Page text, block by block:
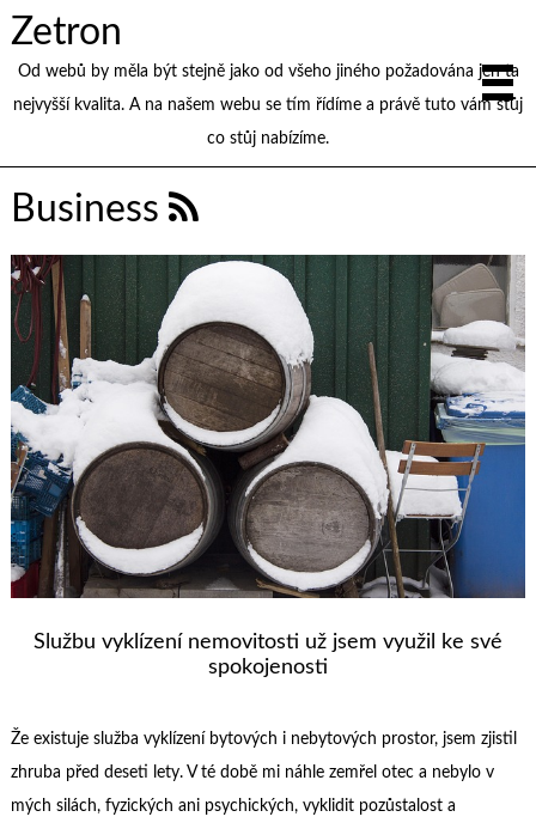
Zetron
Od webů by měla být stejně jako od všeho jiného požadována jen ta
nejvyšší kvalita. A na našem webu se tím řídíme a právě tuto vám stůj
co stůj nabízíme.
Business
Službu vyklízení nemovitosti už jsem využil ke své
spokojenosti
Že existuje služba vyklízení bytových i nebytových prostor, jsem zjistil
zhruba před deseti lety. V té době mi náhle zemřel otec a nebylo v
mých silách, fyzických ani psychických, vyklidit pozůstalost a